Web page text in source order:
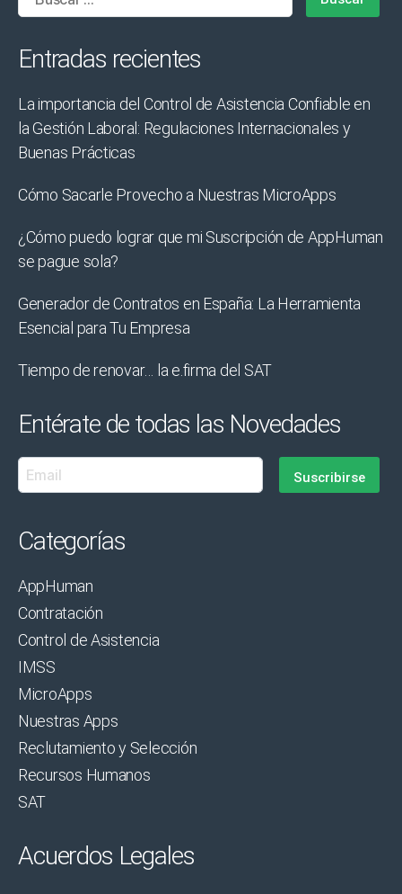
Entradas recientes
La importancia del Control de Asistencia Confiable en
la Gestión Laboral: Regulaciones Internacionales y
Buenas Prácticas
Cómo Sacarle Provecho a Nuestras MicroApps
¿Cómo puedo lograr que mi Suscripción de AppHuman
se pague sola?
Generador de Contratos en España: La Herramienta
Esencial para Tu Empresa
Tiempo de renovar… la e.firma del SAT
Entérate de todas las Novedades
Categorías
AppHuman
Contratación
Control de Asistencia
IMSS
MicroApps
Nuestras Apps
Reclutamiento y Selección
Recursos Humanos
SAT
Acuerdos Legales